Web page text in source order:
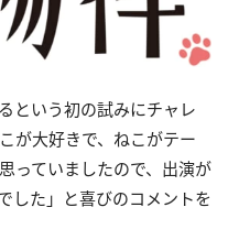
という初の試みにチャレ
が大好きで、ねこがテー
っていましたので、出演が
した」と喜びのコメントを